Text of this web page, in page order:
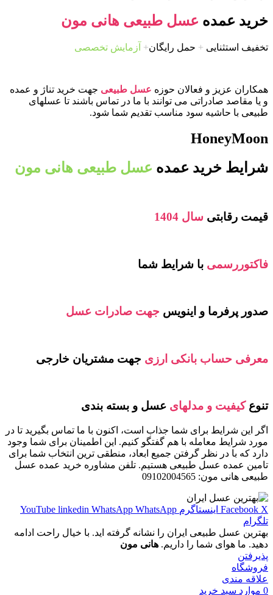
خرید عمده عسل طبیعی هانی مون
تخفیف استثنایی + حمل رایگان+ آزمایش تخصصی
همکاران عزیز و فعالان حوزه عسل طبیعی جهت خرید تناژ و عمده
و یا مقاصد صادراتی می توانند با ما در تماس باشند تا عسلهای
طبیعی با حاشیه سود مناسب تقدیم شما شود.
HoneyMoon
شرایط خرید عمده عسل طبیعی هانی مون
قیمت رقابتی سال 1404
فاکتوررسمی با شرایط شما
صدور پرفرما و اینویس جهت صادرات عسل
معرفی حساب بانکی ارزی جهت مشتریان خارجی
تنوعکیفیت و مدلهای عسل و بسته بندی
اگر این شرایط برای شما جذاب است، اکنون با ما تماس بگیرید تا در
مورد شرایط معامله با هم گفتگو کنیم. این اطمینان برای شما وجود
دارد که با در نظر گرفتن جمیع ابعاد، منطقی ترین انتخاب شما برای
تامین عمده عسل طبیعی هستیم. تلفن مشاوره خرید عمده عسل
طبیعی هانی مون: 09102004565
Facebook X اینستاگرم YouTube linkedin WhatsApp WhatsApp
تلگرام
بهترین عسل طبیعی ایران را نشانه گرفته اید. با خیال راحت ادامه
دهید. ما هوای شما را داریم. هانی مون
پذیرفتن
فروشگاه
علاقه مندی
0 موارد سبد خرید